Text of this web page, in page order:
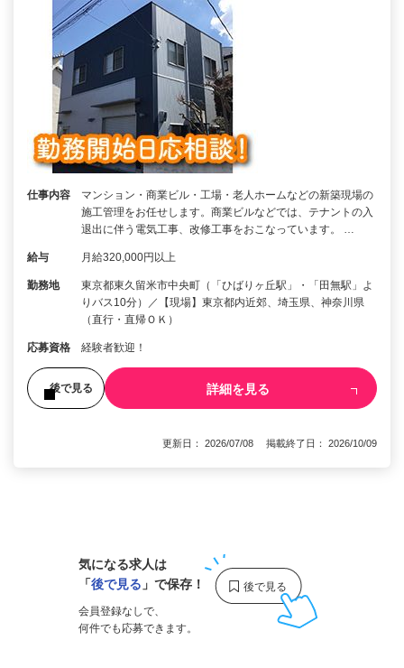
仕事内容
マンション・商業ビル・工場・老人ホームなどの新築現場の
施工管理をお任せします。商業ビルなどでは、テナントの入
退出に伴う電気工事、改修工事をおこなっています。 …
給与 月給320,000円以上
勤務地
東京都東久留米市中央町（「ひばりヶ丘駅」・「田無駅」よ
りバス10分）／【現場】東京都内近郊、埼玉県、神奈川県
（直行・直帰ＯＫ）
応募資格 経験者歓迎！
後で見る 詳細を見る
更新日： 2026/07/08 掲載終了日： 2026/10/09
気になる求人は
「後で見る 」で保存！
会員登録なしで、
何件でも応募できます。